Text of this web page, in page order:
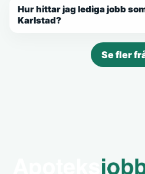
Hur hittar jag lediga jobb
Karlstad?
Se fler